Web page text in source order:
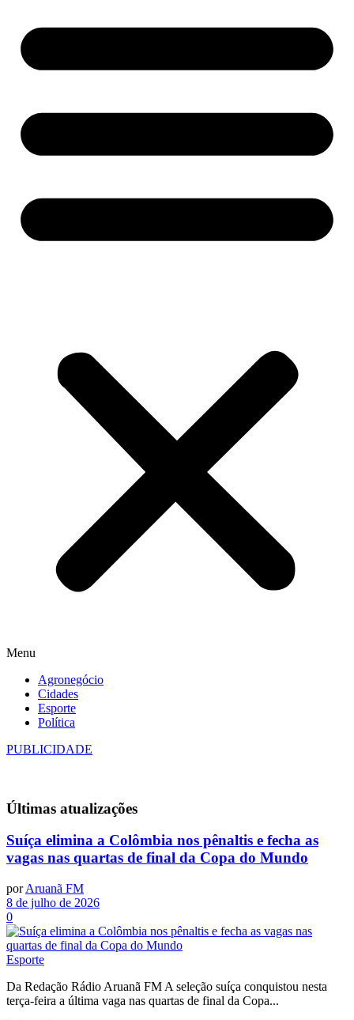
Menu
Agronegócio
Cidades
Esporte
Política
PUBLICIDADE
Últimas atualizações
Suíça elimina a Colômbia nos pênaltis e fecha as
vagas nas quartas de final da Copa do Mundo
por Aruanã FM
8 de julho de 2026
0
Esporte
Da Redação Rádio Aruanã FM A seleção suíça conquistou nesta
terça-feira a última vaga nas quartas de final da Copa...